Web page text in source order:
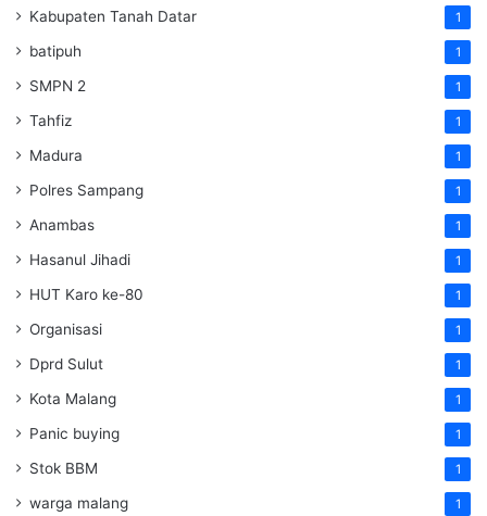
Kabupaten Tanah Datar 1
batipuh 1
SMPN 2 1
Tahfiz 1
Madura 1
Polres Sampang 1
Anambas 1
Hasanul Jihadi 1
HUT Karo ke-80 1
Organisasi 1
Dprd Sulut 1
Kota Malang 1
Panic buying 1
Stok BBM 1
warga malang 1